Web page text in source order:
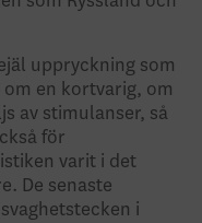
uppryckning som
en kortvarig, om
av stimulanser, så
för
varit i det
De senaste
i